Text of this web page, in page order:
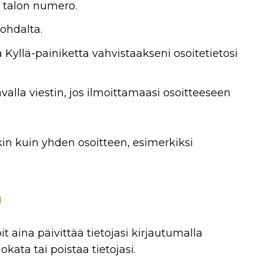
numero.
painiketta vahvistaakseni osoitetietosi
viestin, jos ilmoittamaasi osoitteeseen
kuin yhden osoitteen, esimerkiksi
aina päivittää tietojasi kirjautumalla
tai poistaa tietojasi.